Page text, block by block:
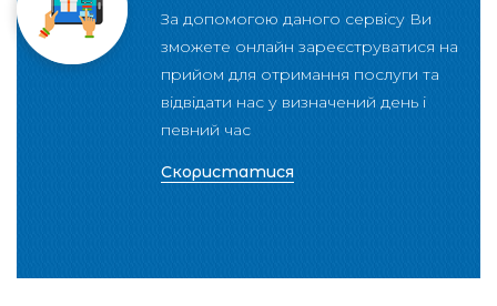
За допомогою даного сервісу Ви
зможете онлайн зареєструватися на
прийом для отримання послуги та
відвідати нас у визначений день і
певний час
Скористатися